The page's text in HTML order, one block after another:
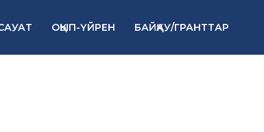
ОҚЫП-ҮЙРЕН БАЙҚАУ/ГРАНТТАР